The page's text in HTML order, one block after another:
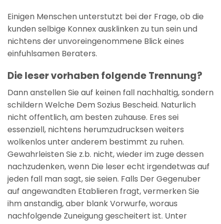
Einigen Menschen unterstutzt bei der Frage, ob die
kunden selbige Konnex ausklinken zu tun sein und
nichtens der unvoreingenommene Blick eines
einfuhlsamen Beraters.
Die leser vorhaben folgende Trennung?
Dann anstellen Sie auf keinen fall nachhaltig, sondern
schildern Welche Dem Sozius Bescheid. Naturlich
nicht offentlich, am besten zuhause. Eres sei
essenziell, nichtens herumzudrucksen weiters
wolkenlos unter anderem bestimmt zu ruhen.
Gewahrleisten Sie z.b. nicht, wieder im zuge dessen
nachzudenken, wenn Die leser echt irgendetwas auf
jeden fall man sagt, sie seien. Falls Der Gegenuber
auf angewandten Etablieren fragt, vermerken Sie
ihm anstandig, aber blank Vorwurfe, woraus
nachfolgende Zuneigung gescheitert ist. Unter